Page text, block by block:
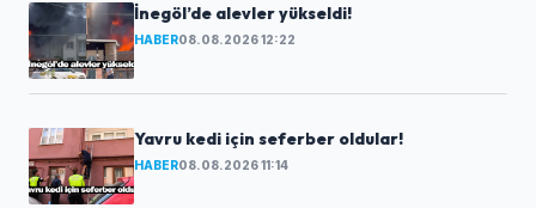
İnegöl’de alevler yükseldi!
HABER08.08.2026 12:22
Yavru kedi için seferber oldular!
HABER08.08.2026 11:14